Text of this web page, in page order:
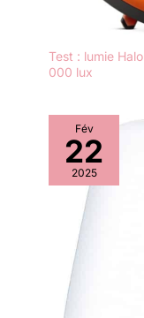
Test : lumie
000 lux
Fév
22
2025